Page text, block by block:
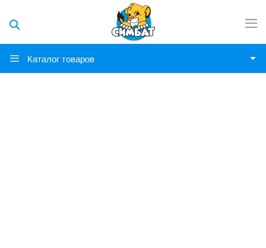
Каталог товаров